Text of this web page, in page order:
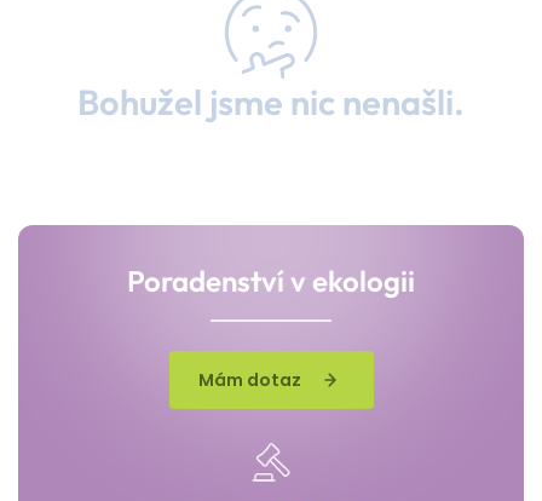
Bohužel jsme nic nenašli.
Poradenství v ekologii
Mám dotaz